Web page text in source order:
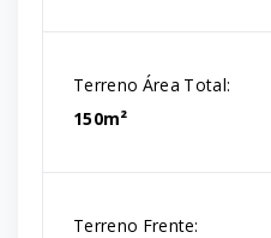
Terreno Área Total:
150m²
Terreno Frente: